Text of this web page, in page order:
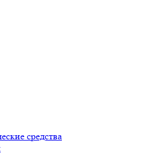
средства